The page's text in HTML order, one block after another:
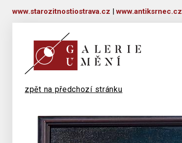
www.starozitnostiostrava.cz |www.antiksrnec.cz
zpět na předchozí stránku